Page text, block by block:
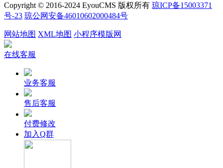
Copyright © 2016-2024 EyouCMS 版权所有 琼ICP备15003371
号-23 琼公网安备46010602000484号
网站地图 XML地图 小程序模版网
在线客服
业务客服
售后客服
付费修改
加入Q群